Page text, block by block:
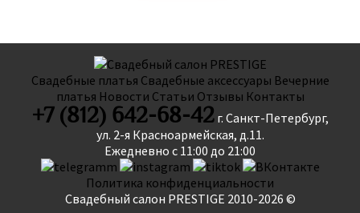
Свадебные платья Свадебные аксессуары Вечерние
платья Новости Статьи Отзывы Контакты
+7 (812) 642-68-42 г. Санкт-Петербург,
ул. 2-я Красноармейская, д.11.
Ежедневно с 11:00 до 21:00
Политика конфиденциальности
Свадебный салон PRESTIGE 2010-2026 ©